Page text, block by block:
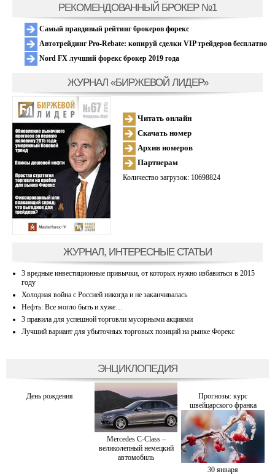
РЕКОМЕНДОВАННЫЙ БРОКЕР №1
Самый правдивый рейтинг брокеров форекс
Автотрейдинг Pro-Rebate: копируй сделки VIP трейдеров бесплатно
Nord FX лучший форекс брокер 2019 года
ЖУРНАЛ «БИРЖЕВОЙ ЛИДЕР»
Читать онлайн
Скачать номер
Архив номеров
Партнерам
Количество загрузок: 10698824
ЖУРНАЛ, ИНТЕРЕСНЫЕ СТАТЬИ
3 вредные инвестиционные привычки, от которых нужно избавиться в 2015
году
Холодная война с Россией никогда и не заканчивалась
Нефть: Все могло быть и хуже…
3 правила для успешной торговли мусорными акциями
Лучший вариант для убыточных торговых позиций на рынке Форекс
ЭНЦИКЛОПЕДИЯ
День рождения
Mercedes C-Class –
великолепный немецкий
автомобиль
Прогнозы: курс
швейцарского франка
30 января